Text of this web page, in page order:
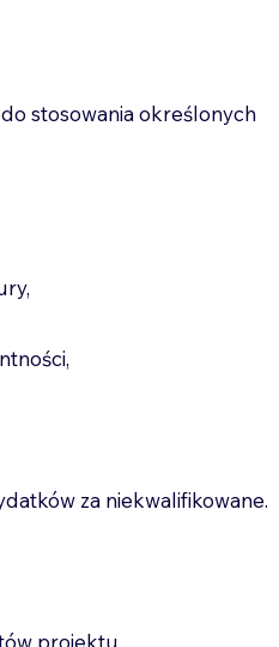
stosowania określonych
za niekwalifikowane.
projektu